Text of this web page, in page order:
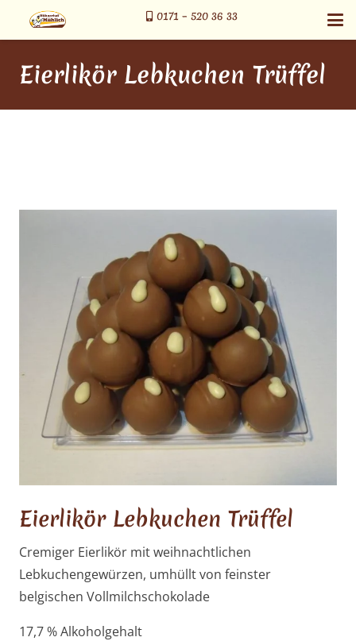
0171 – 520 36 33
Eierlikör Lebkuchen Trüffel
Eierlikör Lebkuchen Trüffel
Cremiger Eierlikör mit weihnachtlichen
Lebkuchengewürzen, umhüllt von feinster
belgischen Vollmilchschokolade
17,7 % Alkoholgehalt